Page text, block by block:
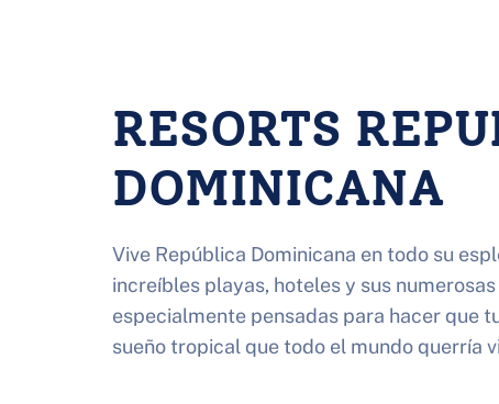
RESORTS
DOMINICANA
Vive República Dominicana en todo su
increíbles playas, hoteles y sus
especialmente pensadas para hacer que
sueño tropical que todo el mundo querría